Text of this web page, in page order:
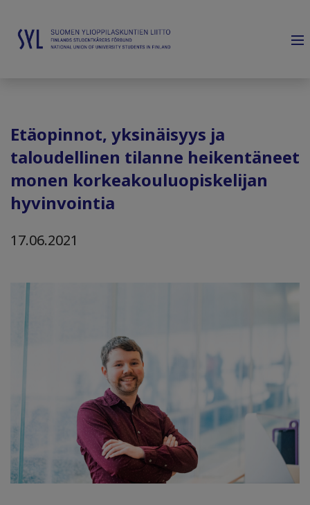
Etäopinnot, yksinäisyys ja
taloudellinen tilanne heikentäneet
monen korkeakouluopiskelijan
hyvinvointia
17.06.2021